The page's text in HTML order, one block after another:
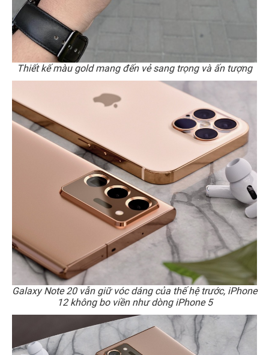
Thiết kế màu gold mang đến vẻ sang trọng và ấn tượng
Galaxy Note 20 vẫn giữ vóc dáng của thế hệ trước, iPhone
12 không bo viền như dòng iPhone 5